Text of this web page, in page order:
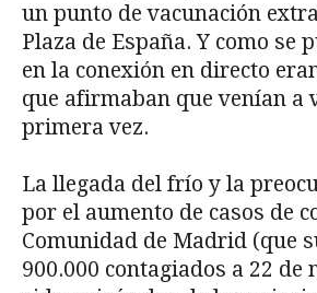
un punto de vacunación
Plaza de España. Y como se
en la conexión en directo
que afirmaban que venían a
primera vez.
La llegada del frío y la
por el aumento de casos de
Comunidad de Madrid (que
900.000 contagiados a 22 de